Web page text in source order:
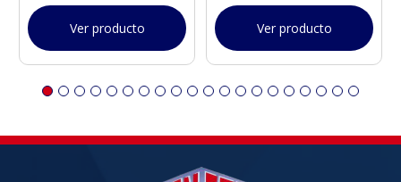
Ver producto Ver producto